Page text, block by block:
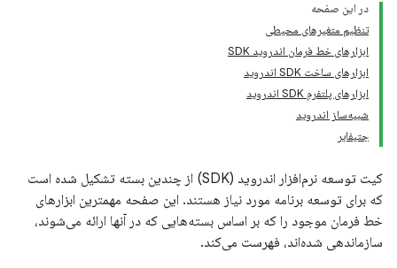
در این صفحه
تنظیم متغیرهای محیطی
ابزارهای خط فرمان اندروید SDK
ابزارهای ساخت SDK اندروید
ابزارهای پلتفرم SDK اندروید
شبیه‌ساز اندروید
جتیفایر
کیت توسعه نرم‌افزار اندروید (SDK) از چندین بسته تشکیل شده است
که برای توسعه برنامه مورد نیاز هستند. این صفحه مهمترین ابزارهای
خط فرمان موجود را که بر اساس بسته‌هایی که در آنها ارائه می‌شوند،
سازماندهی شده‌اند، فهرست می‌کند.